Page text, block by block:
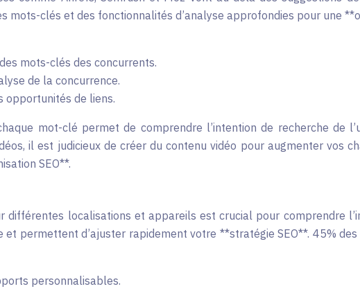
clés et des fonctionnalités d’analyse approfondies pour une
mots-clés des concurrents.
de la concurrence.
opportunités de liens.
mot-clé permet de comprendre l’intention de recherche de
il est judicieux de créer du contenu vidéo pour augmenter vos
SEO**.
différentes localisations et appareils est crucial pour comprendre
permettent d’ajuster rapidement votre **stratégie SEO**. 45%
personnalisables.